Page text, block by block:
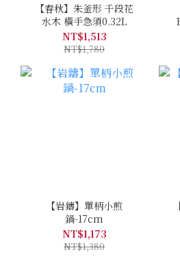
【春秋】朱釜形 千段花
水木 橫手急須0.32L
NT$1,513
NT$1,780
【岩鑄】單柄小煎
鍋-17cm
NT$1,173
NT$1,380